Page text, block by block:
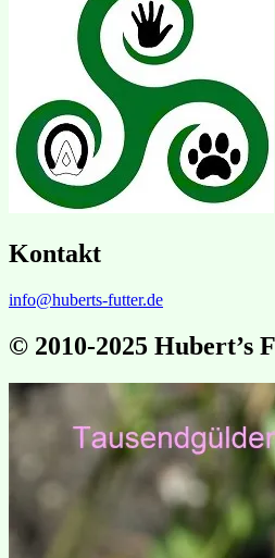
Kontakt
info@huberts-futter.de
© 2010-2025 Hubert’s